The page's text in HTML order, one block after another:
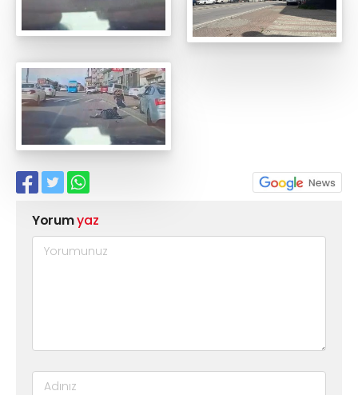
Yorumyaz